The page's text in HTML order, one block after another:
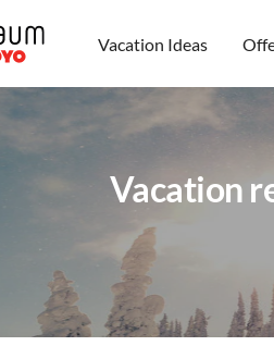
Vacation Ideas
Vacation